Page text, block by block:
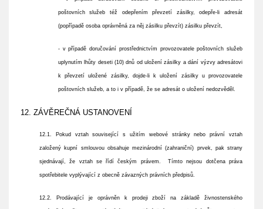
poštovních služeb též odepřením převzetí zásilky, odepře-li adresát
(popřípadě osoba oprávněná za něj zásilku převzít) zásilku převzít,
- v případě doručování prostřednictvím provozovatele poštovních služeb
uplynutím lhůty deseti (10) dnů od uložení zásilky a dání výzvy adresátovi
k převzetí uložené zásilky, dojde-li k uložení zásilky u provozovatele
poštovních služeb, a to i v případě, že se adresát o uložení nedozvěděl.
12. ZÁVĚREČNÁ USTANOVENÍ
12.1. Pokud vztah související s užitím webové stránky nebo právní vztah
založený kupní smlouvou obsahuje mezinárodní (zahraniční) prvek, pak strany
sjednávají, že vztah se řídí českým právem. Tímto nejsou dotčena práva
spotřebitele vyplývající z obecně závazných právních předpisů.
12.2. Prodávající je oprávněn k prodeji zboží na základě živnostenského